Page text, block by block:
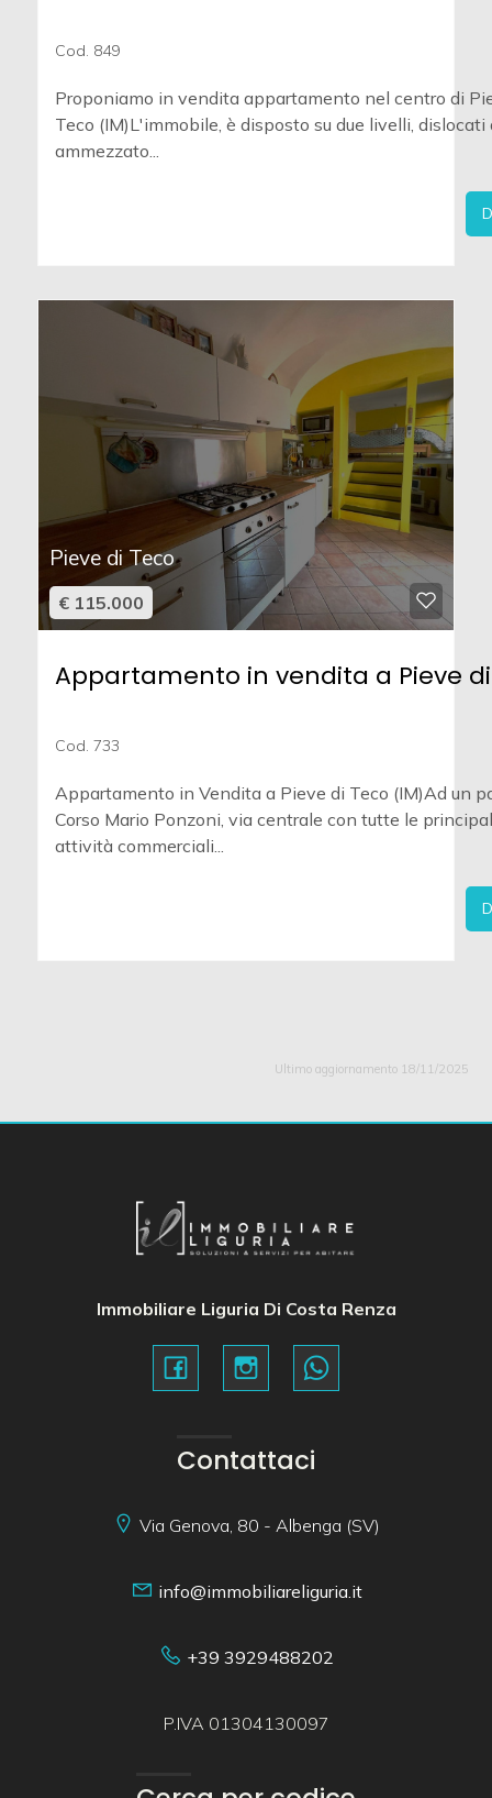
Cod. 849
Proponiamo in vendita appartamento nel centro di
Teco (IM)L'immobile, è disposto su due livelli, dislocati
ammezzato...
Pieve di Teco
€ 115.000
Appartamento in vendita a Pieve
Cod. 733
Appartamento in Vendita a Pieve di Teco (IM)Ad un
Corso Mario Ponzoni, via centrale con tutte le
attività commerciali...
Ultimo aggiornamento 18/11/2025
Immobiliare Liguria Di Costa Renza
Contattaci
Via Genova, 80 - Albenga (SV)
info@immobiliareliguria.it
+39 3929488202
P.IVA 01304130097